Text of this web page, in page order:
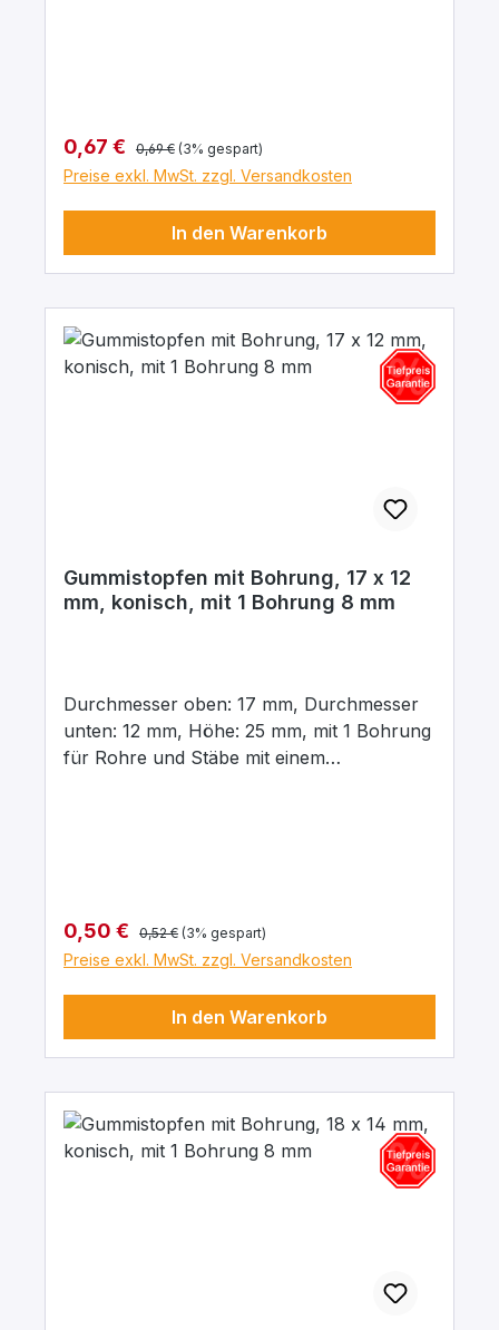
Verkaufspreis:
0,67 € Regulärer Preis:
0,69 € (3% gespart)
Preise exkl. MwSt. zzgl. Versandkosten
In den Warenkorb
Gummistopfen mit Bohrung, 17 x 12
mm, konisch, mit 1 Bohrung 8 mm
Durchmesser oben: 17 mm, Durchmesser
unten: 12 mm, Höhe: 25 mm, mit 1 Bohrung
für Rohre und Stäbe mit einem
Verkaufspreis:
0,50 € Regulärer Preis:
0,52 € (3% gespart)
Preise exkl. MwSt. zzgl. Versandkosten
In den Warenkorb